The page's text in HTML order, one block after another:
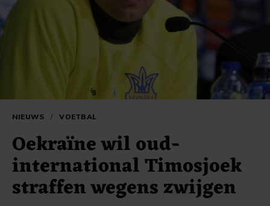
NIEUWS / VOETBAL
Oekraïne wil oud-
international Timosjoek
straffen wegens zwijgen